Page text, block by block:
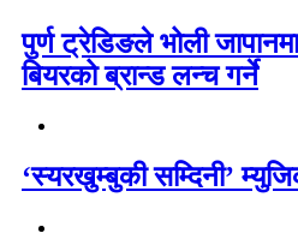
पुर्ण ट्रेडिङले भोली
बियरको ब्रान्ड लन्च गर्ने
‘स्यरखुम्बुकी सम्दिनी’